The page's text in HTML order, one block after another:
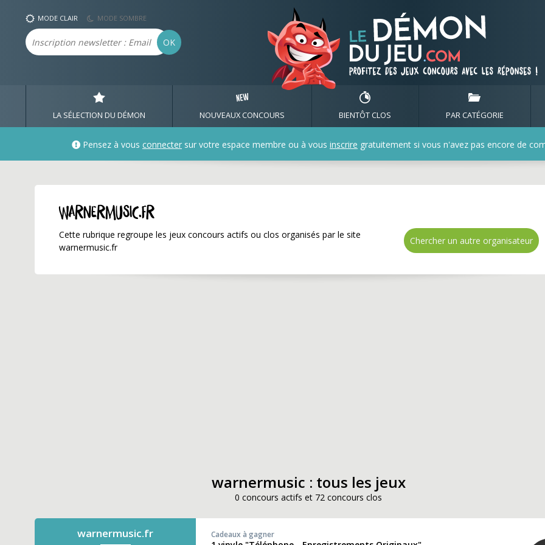
warnermusic.fr ✅ Gagnez de nombreux
MODE CLAIR MODE SOMBRE
Email OK
LA SÉLECTION DU DÉMON NOUVEAUX CONCOURS BIENTÔT CLOS PAR CATÉGORIE
Pensez à vous connecter sur votre espace membre ou à vous inscrire gratuitement si vous n'avez pas encore de
warnermusic.fr
Cette rubrique regroupe les jeux concours actifs ou clos organisés par le site
warnermusic.fr
Chercher un autre organisateur
warnermusic : tous les jeux
0 concours actifs et 72 concours clos
warnermusic.fr Cadeaux à gagner